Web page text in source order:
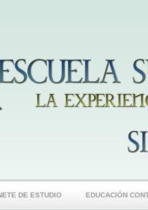
DE ESTUDIO EDUCACIÓN